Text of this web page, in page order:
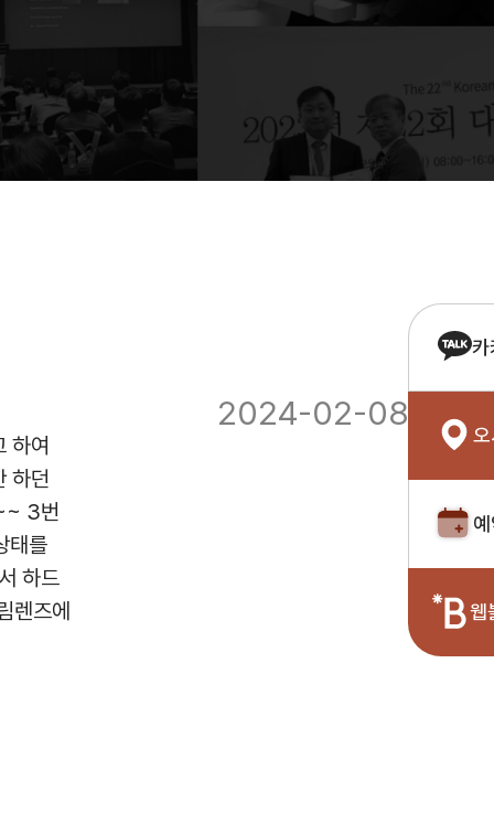
카
웹
2024-02-08
하여
하던
3번
태를
하드
렌즈에